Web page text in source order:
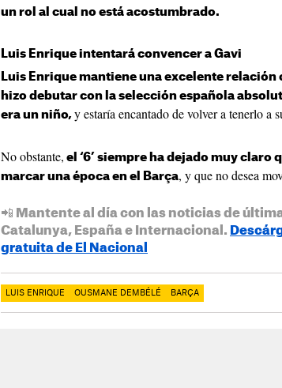
un rol al cual no está acostumbrado.
Luis Enrique intentará convencer a Gavi
Luis Enrique mantiene una excelente relación
hizo debutar con la selección española
era un niño, y estaría encantado de volver a tenerlo a
No obstante, el ‘6’ siempre ha dejado muy claro
marcar una época en el Barça, y que no desea
📲 Mantente al día con las noticias de
Catalunya, España e Internacional.
gratuita de El Nacional
LUIS ENRIQUE OUSMANE DEMBÉLÉ BARÇA